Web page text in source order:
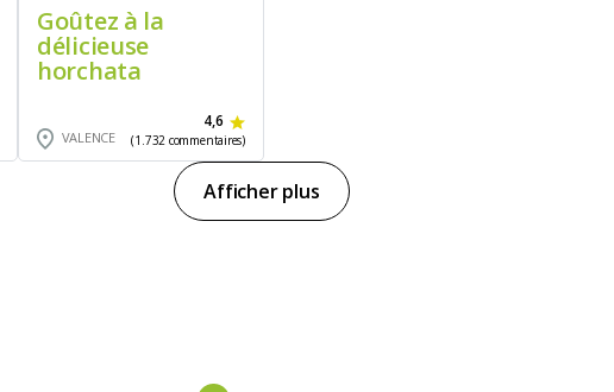
Goûtez à la
délicieuse
horchata
VALENCE
4,6
(1.732 commentaires)
Afficher plus